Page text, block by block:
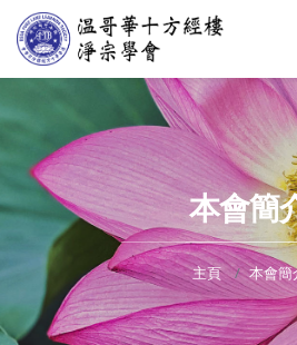
本會簡
主頁 本會簡